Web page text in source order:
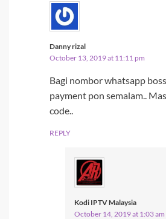
Danny rizal
October 13, 2019 at 11:11 pm
Bagi nombor whatsapp
payment pon semalam..
code..
REPLY
Kodi IPTV Malaysia
October 14, 2019 at 1:03 am